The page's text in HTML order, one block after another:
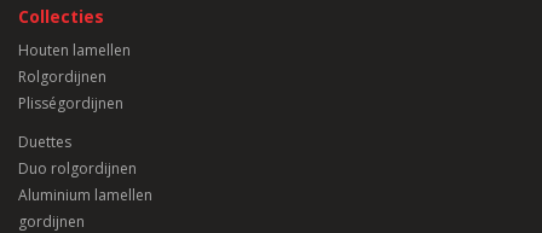
Collecties
Houten lamellen
Rolgordijnen
Plisségordijnen
Duettes
Duo rolgordijnen
Aluminium lamellen
gordijnen